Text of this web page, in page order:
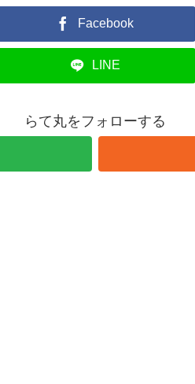
Facebook
LINE
らて丸をフォローする